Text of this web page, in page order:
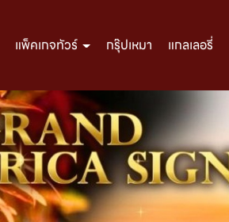
แพ็คเกจทัวร์ กรุ๊ปเหมา แกลเลอรี่